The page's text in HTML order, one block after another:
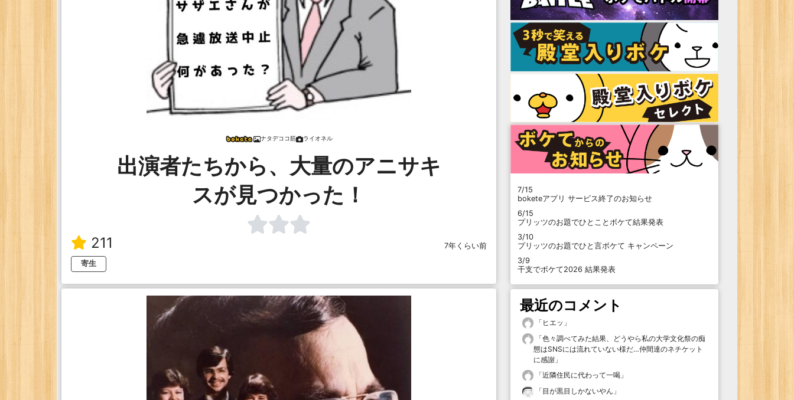
ナタデココ筋 ライオネル
出演者たちから、大量のアニサキ
スが見つかった！
211
7年くらい前
寄生
7/15
boketeアプリ サービス終了のお知らせ
6/15
プリッツのお題でひとことボケて結果発表
3/10
プリッツのお題でひと言ボケて キャンペーン
3/9
干支でボケて2026 結果発表
最近のコメント
「 ヒエッ 」
「色々調べてみた結果、どうやら私の大学文化祭の痴
態はSNSには流れていない様だ…仲間達のネチケット
に感謝 」
「近隣住民に代わって一喝 」
「目が黒目しかないやん 」